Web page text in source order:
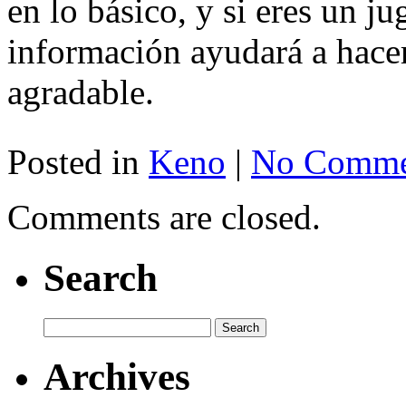
en lo básico, y si eres un
información ayudará a
agradable.
Posted in Keno | No
Comments are closed.
Search
Archives